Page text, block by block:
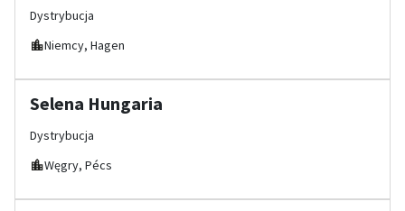
Dystrybucja
Niemcy, Hagen
Selena Hungaria
Dystrybucja
Węgry, Pécs